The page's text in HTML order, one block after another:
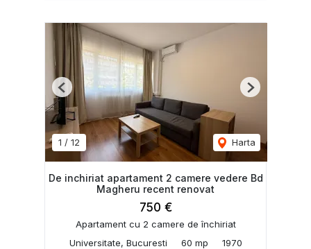
1 / 12 Harta
Previous Next
De inchiriat apartament 2 camere vedere Bd
Magheru recent renovat
750 €
Apartament cu 2 camere de închiriat
Universitate, Bucuresti
60 mp 1970